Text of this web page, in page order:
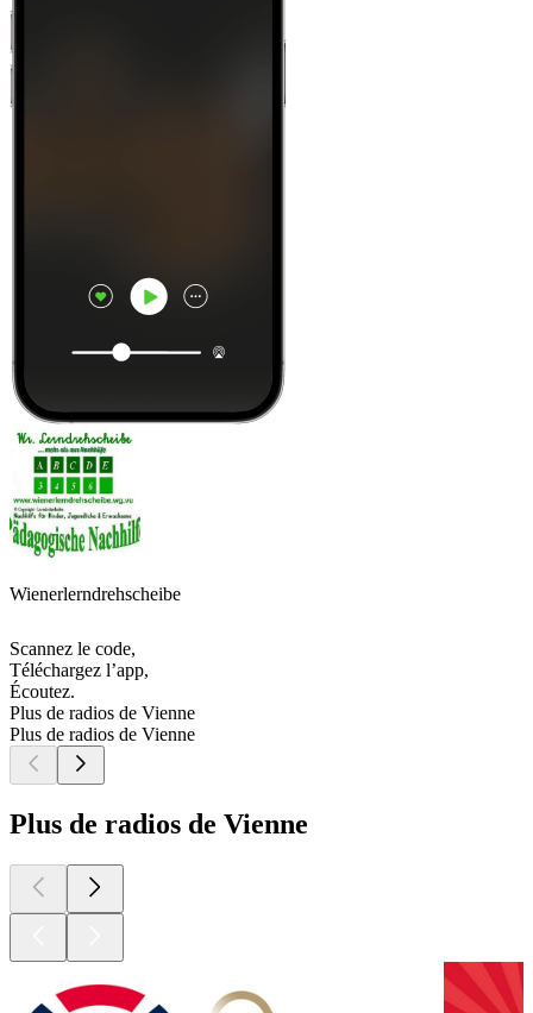
Wienerlerndrehscheibe
Scannez le code,
Téléchargez l’app,
Écoutez.
Plus de radios de Vienne
Plus de radios de Vienne
Plus de radios de Vienne